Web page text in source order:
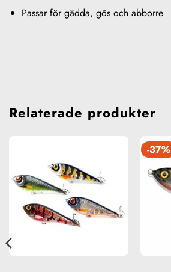
Passar för gädda, gös och abborre
Relaterade produkter
-37%